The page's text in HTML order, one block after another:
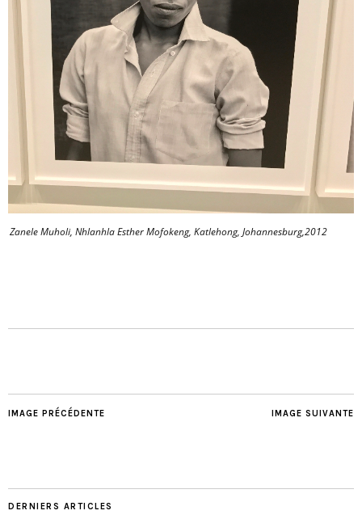
Zanele Muholi, Nhlanhla Esther Mofokeng, Katlehong, Johannesburg,2012
IMAGE SUIVANTE
IMAGE PRÉCÉDENTE
DERNIERS ARTICLES